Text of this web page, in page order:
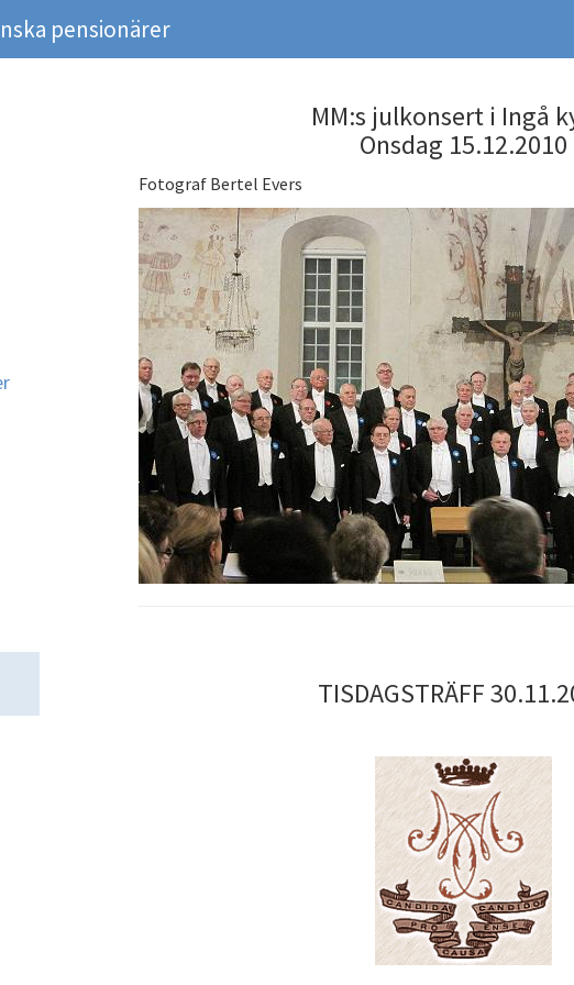
pensionärer
MM:s julkonsert i Ingå
Onsdag 15.12.2010
Fotograf Bertel Evers
TISDAGSTRÄFF